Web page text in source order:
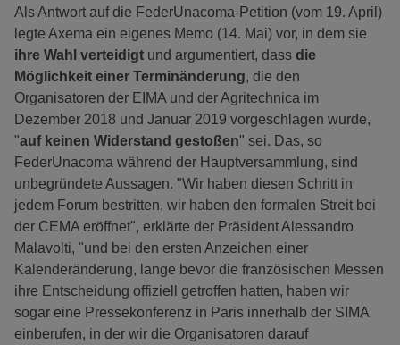
Als Antwort auf die FederUnacoma-Petition (vom 19. April)
legte Axema ein eigenes Memo (14. Mai) vor, in dem sie
ihre Wahl verteidigt und argumentiert, dass die
Möglichkeit einer Terminänderung, die den
Organisatoren der EIMA und der Agritechnica im
Dezember 2018 und Januar 2019 vorgeschlagen wurde,
"auf keinen Widerstand gestoßen" sei. Das, so
FederUnacoma während der Hauptversammlung, sind
unbegründete Aussagen. "Wir haben diesen Schritt in
jedem Forum bestritten, wir haben den formalen Streit bei
der CEMA eröffnet", erklärte der Präsident Alessandro
Malavolti, "und bei den ersten Anzeichen einer
Kalenderänderung, lange bevor die französischen Messen
ihre Entscheidung offiziell getroffen hatten, haben wir
sogar eine Pressekonferenz in Paris innerhalb der SIMA
einberufen, in der wir die Organisatoren darauf